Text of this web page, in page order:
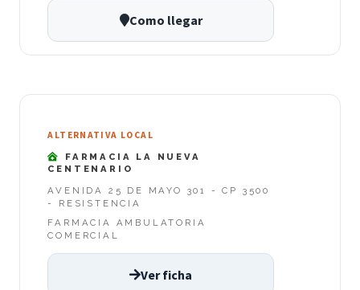
Como llegar
ALTERNATIVA LOCAL
FARMACIA LA NUEVA
CENTENARIO
AVENIDA 25 DE MAYO 301 - CP 3500
- RESISTENCIA
FARMACIA AMBULATORIA
COMERCIAL
Ver ficha